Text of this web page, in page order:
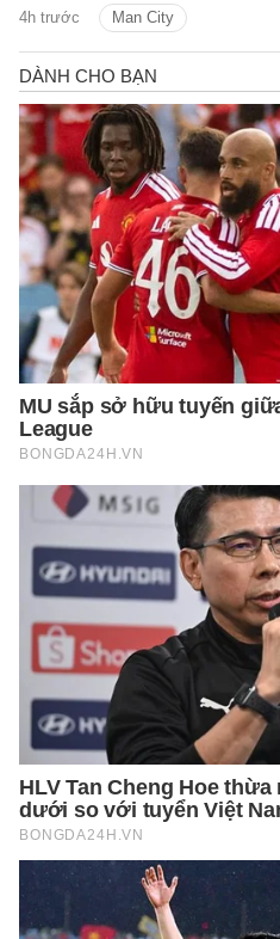
4h trước Man City
chọn đội trưởng từng được Pep
Guardiola duy trì trong nhiều năm.